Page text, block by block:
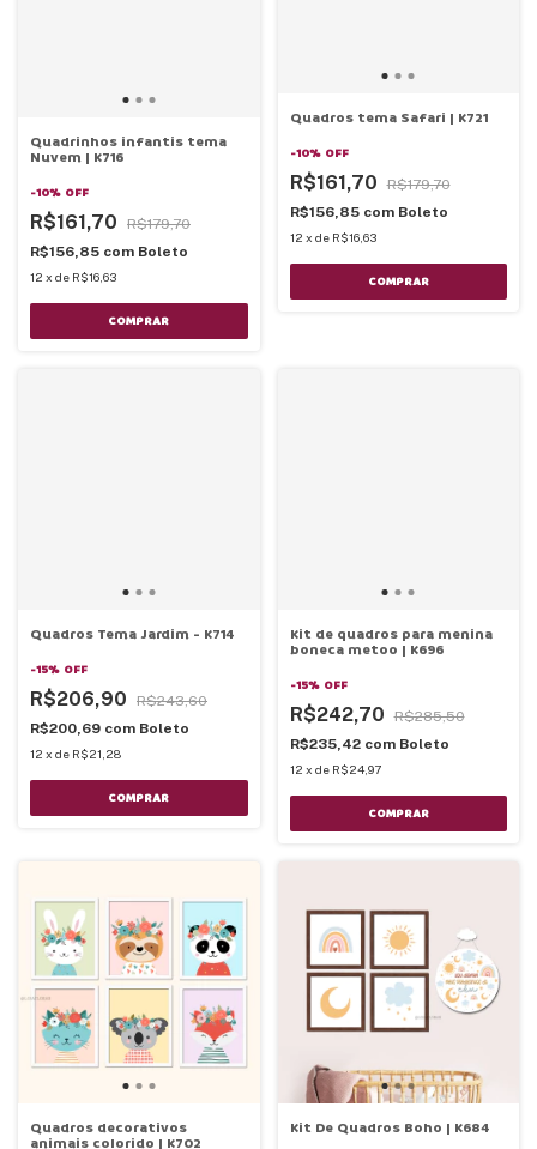
Quadrinhos infantis tema
Nuvem | K716
-10% OFF
R$161,70
R$179,70
R$156,85 com Boleto
12 x de R$16,63
COMPRAR
Quadros tema Safari | K721
-10% OFF
R$161,70
R$179,70
R$156,85 com Boleto
12 x de R$16,63
COMPRAR
Quadros Tema Jardim - K714
-15% OFF
R$206,90
R$243,60
R$200,69 com Boleto
12 x de R$21,28
COMPRAR
Kit de quadros para menina
boneca metoo | K696
-15% OFF
R$242,70
R$285,50
R$235,42 com Boleto
12 x de R$24,97
COMPRAR
Quadros decorativos
animais colorido | K702
Kit De Quadros Boho | K684